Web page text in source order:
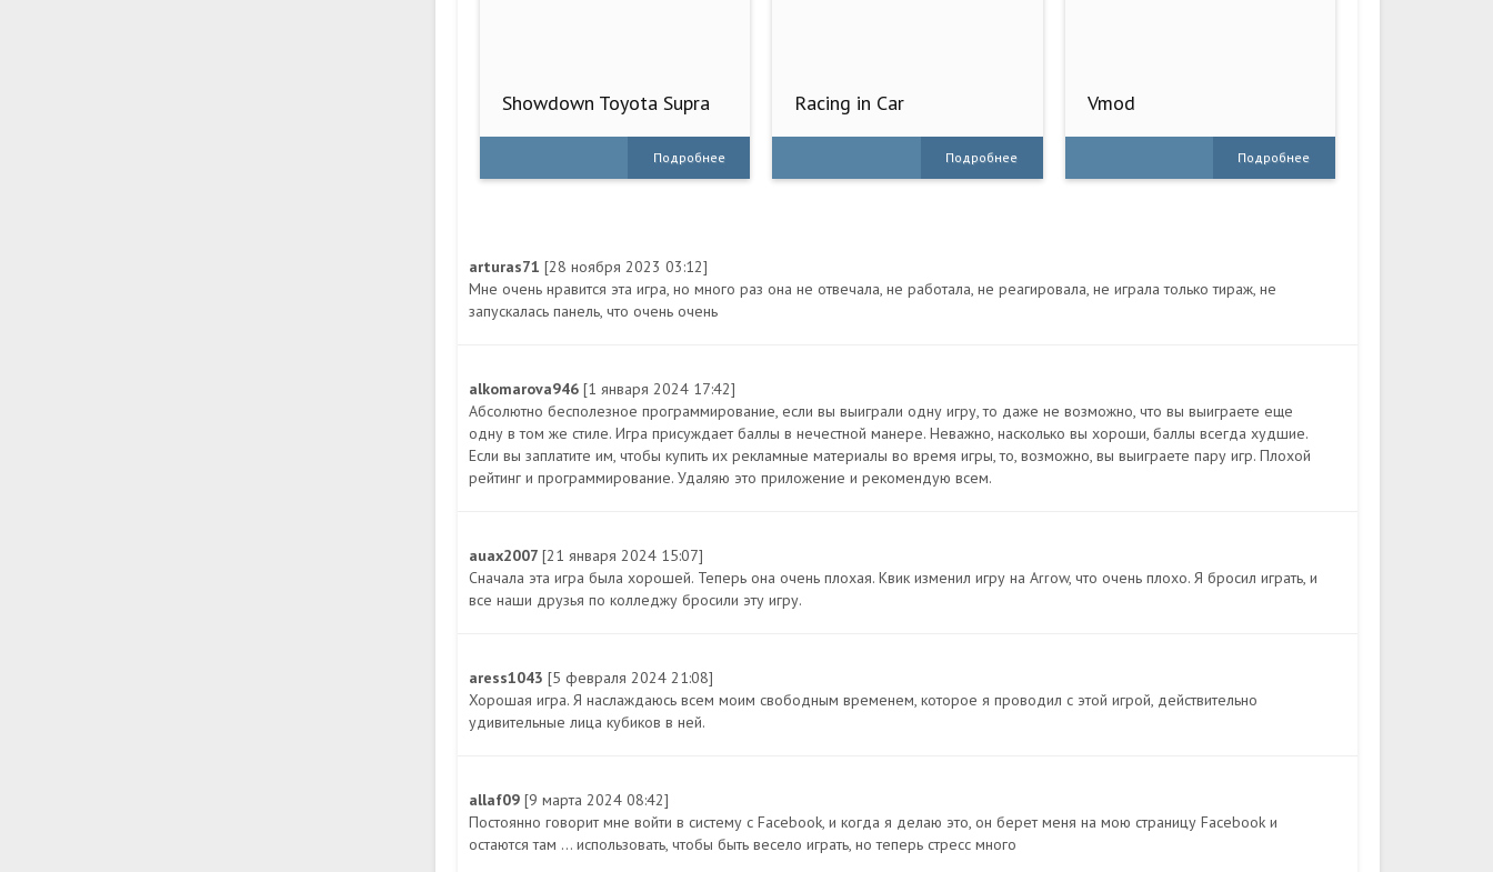
Showdown Toyota Supra
Подробнее
Racing in Car
Подробнее
Vmod
Подробнее
arturas71 [28 ноября 2023 03:12]
Мне очень нравится эта игра, но много раз она не отвечала, не работала, не реагировала, не играла только тираж, не
запускалась панель, что очень очень
alkomarova946 [1 января 2024 17:42]
Абсолютно бесполезное программирование, если вы выиграли одну игру, то даже не возможно, что вы выиграете еще
одну в том же стиле. Игра присуждает баллы в нечестной манере. Неважно, насколько вы хороши, баллы всегда худшие.
Если вы заплатите им, чтобы купить их рекламные материалы во время игры, то, возможно, вы выиграете пару игр. Плохой
рейтинг и программирование. Удаляю это приложение и рекомендую всем.
auax2007 [21 января 2024 15:07]
Сначала эта игра была хорошей. Теперь она очень плохая. Квик изменил игру на Arrow, что очень плохо. Я бросил играть, и
все наши друзья по колледжу бросили эту игру.
aress1043 [5 февраля 2024 21:08]
Хорошая игра. Я наслаждаюсь всем моим свободным временем, которое я проводил с этой игрой, действительно
удивительные лица кубиков в ней.
allaf09 [9 марта 2024 08:42]
Постоянно говорит мне войти в систему с Facebook, и когда я делаю это, он берет меня на мою страницу Facebook и
остаются там ... использовать, чтобы быть весело играть, но теперь стресс много